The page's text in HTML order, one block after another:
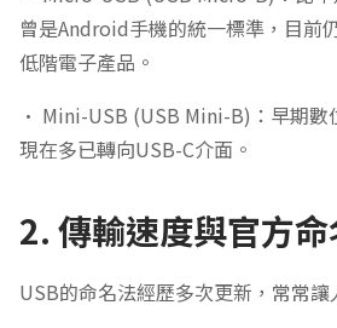
曾是Android手機的統一標準，目前
低階電子產品。
• Mini-USB (USB Mini-B)：早期數
現在多已轉向USB-C介面。
2. 傳輸速度與官方命
USB的命名法經歷多次更新，常常讓